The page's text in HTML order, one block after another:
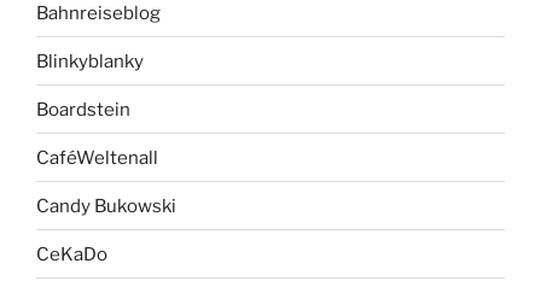
Bahnreiseblog
Blinkyblanky
Boardstein
CaféWeltenall
Candy Bukowski
CeKaDo